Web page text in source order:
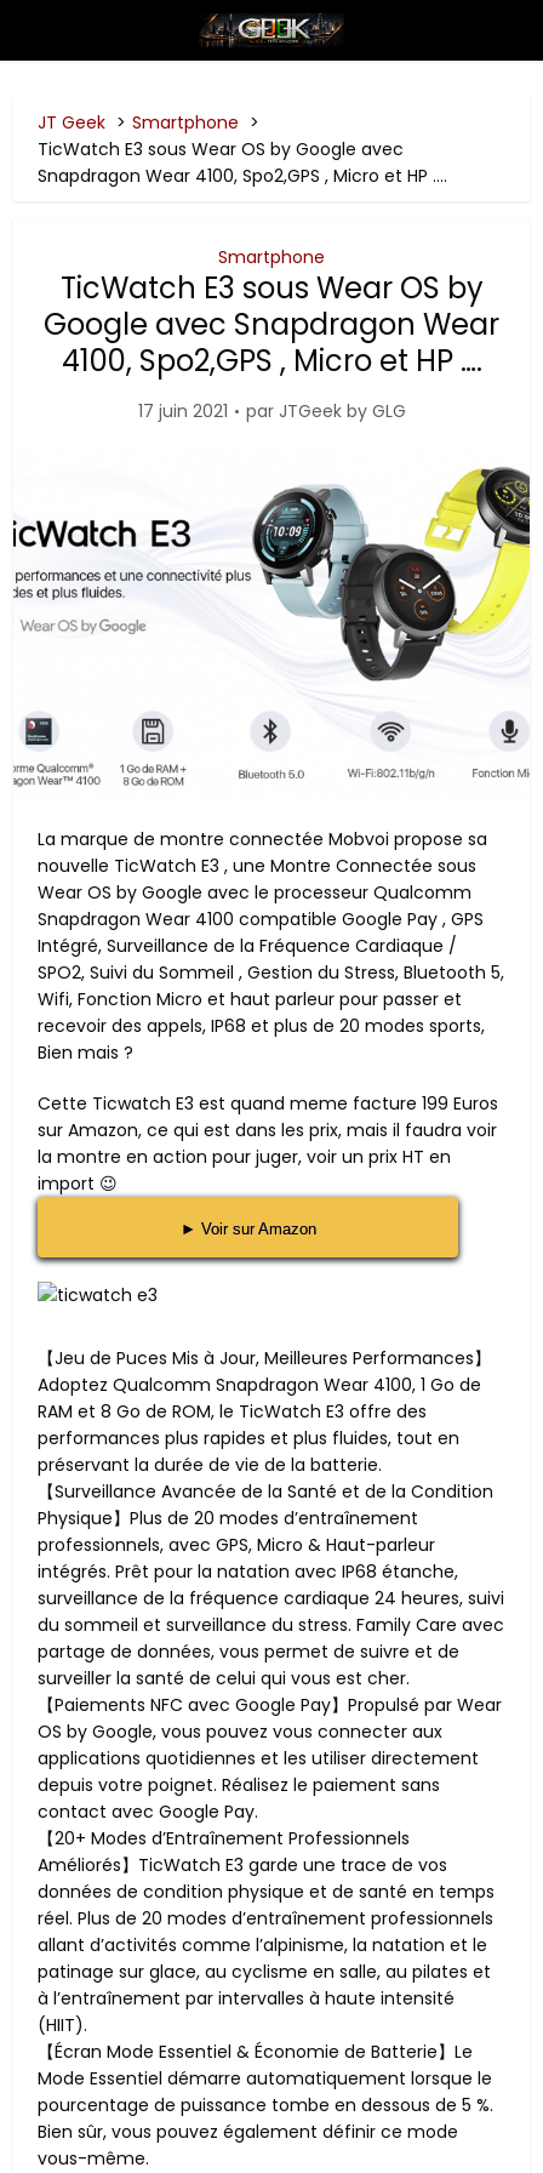
JT Geek
Smartphone
TicWatch E3 sous Wear OS by Google avec
Snapdragon Wear 4100, Spo2,GPS , Micro et HP ….
Smartphone
TicWatch E3 sous Wear OS by
Google avec Snapdragon Wear
4100, Spo2,GPS , Micro et HP ….
17 juin 2021 par JTGeek by GLG
La marque de montre connectée Mobvoi propose sa
nouvelle TicWatch E3 , une Montre Connectée sous
Wear OS by Google avec le processeur Qualcomm
Snapdragon Wear 4100 compatible Google Pay , GPS
Intégré, Surveillance de la Fréquence Cardiaque /
SPO2, Suivi du Sommeil , Gestion du Stress, Bluetooth 5,
Wifi, Fonction Micro et haut parleur pour passer et
recevoir des appels, IP68 et plus de 20 modes sports,
Bien mais ?
Cette Ticwatch E3 est quand meme facture 199 Euros
sur Amazon, ce qui est dans les prix, mais il faudra voir
la montre en action pour juger, voir un prix HT en
import 😉
► Voir sur Amazon
【Jeu de Puces Mis à Jour, Meilleures Performances】
Adoptez Qualcomm Snapdragon Wear 4100, 1 Go de
RAM et 8 Go de ROM, le TicWatch E3 offre des
performances plus rapides et plus fluides, tout en
préservant la durée de vie de la batterie.
【Surveillance Avancée de la Santé et de la Condition
Physique】Plus de 20 modes d’entraînement
professionnels, avec GPS, Micro & Haut-parleur
intégrés. Prêt pour la natation avec IP68 étanche,
surveillance de la fréquence cardiaque 24 heures, suivi
du sommeil et surveillance du stress. Family Care avec
partage de données, vous permet de suivre et de
surveiller la santé de celui qui vous est cher.
【Paiements NFC avec Google Pay】Propulsé par Wear
OS by Google, vous pouvez vous connecter aux
applications quotidiennes et les utiliser directement
depuis votre poignet. Réalisez le paiement sans
contact avec Google Pay.
【20+ Modes d’Entraînement Professionnels
Améliorés】TicWatch E3 garde une trace de vos
données de condition physique et de santé en temps
réel. Plus de 20 modes d’entraînement professionnels
allant d’activités comme l’alpinisme, la natation et le
patinage sur glace, au cyclisme en salle, au pilates et
à l’entraînement par intervalles à haute intensité
(HIIT).
【Écran Mode Essentiel & Économie de Batterie】Le
Mode Essentiel démarre automatiquement lorsque le
pourcentage de puissance tombe en dessous de 5 %.
Bien sûr, vous pouvez également définir ce mode
vous-même.